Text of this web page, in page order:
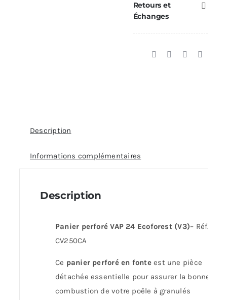
Ecoforest
Retours et
Échanges
Description
Informations complémentaires
Description
Panier perforé VAP 24 Ecoforest (V3)– Réf.
CV250CA
Ce panier perforé en fonteest une pièce
détachée essentielle pour assurer la bonne
combustion de votre poêle à granulés